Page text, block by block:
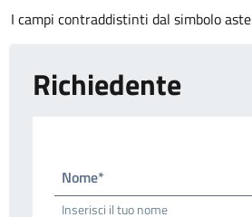
I campi contraddistinti dal simbolo
Richiedente
Nome*
Inserisci il tuo nome